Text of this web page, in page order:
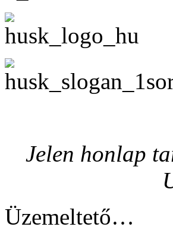
Jelen honlap
Üzemeltető…